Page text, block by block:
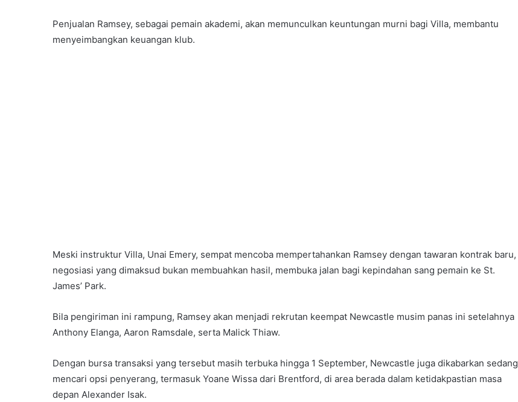
Penjualan Ramsey, sebagai pemain akademi, akan memunculkan keuntungan murni bagi Villa, membantu
menyeimbangkan keuangan klub.
Meski instruktur Villa, Unai Emery, sempat mencoba mempertahankan Ramsey dengan tawaran kontrak baru,
negosiasi yang dimaksud bukan membuahkan hasil, membuka jalan bagi kepindahan sang pemain ke St.
James’ Park.
Bila pengiriman ini rampung, Ramsey akan menjadi rekrutan keempat Newcastle musim panas ini setelahnya
Anthony Elanga, Aaron Ramsdale, serta Malick Thiaw.
Dengan bursa transaksi yang tersebut masih terbuka hingga 1 September, Newcastle juga dikabarkan sedang
mencari opsi penyerang, termasuk Yoane Wissa dari Brentford, di area berada dalam ketidakpastian masa
depan Alexander Isak.